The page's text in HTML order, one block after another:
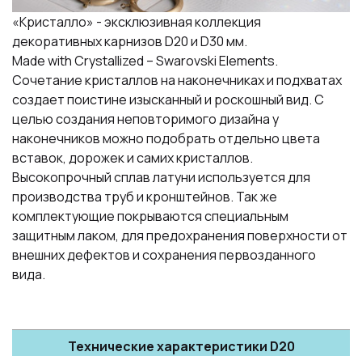
«Кристалло» - эксклюзивная коллекция
декоративных карнизов D20 и D30 мм.
Made with Crystallized – Swarovski Elements.
Сочетание кристаллов на наконечниках и подхватах
создает поистине изысканный и роскошный вид. С
целью создания неповторимого дизайна у
наконечников можно подобрать отдельно цвета
вставок, дорожек и самих кристаллов.
Высокопрочный сплав латуни используется для
производства труб и кронштейнов. Так же
комплектующие покрываются специальным
защитным лаком, для предохранения поверхности от
внешних дефектов и сохранения первозданного
вида.
Технические характеристики D20